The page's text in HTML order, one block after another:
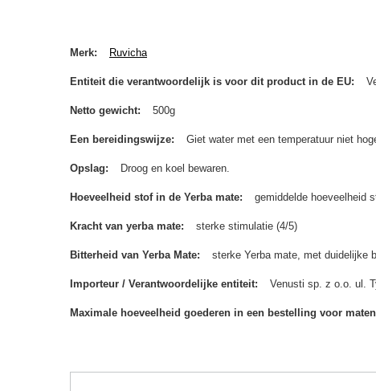
Merk Ruvicha
Entiteit die verantwoordelijk is voor dit product in de EU
Netto gewicht 500g
Een bereidingswijze Giet water met een temperatuur niet
Opslag Droog en koel bewaren.
Hoeveelheid stof in de Yerba mate gemiddelde hoeveelheid
Kracht van yerba mate sterke stimulatie (4/5)
Bitterheid van Yerba Mate sterke Yerba mate, met duidelijke
Importeur / Verantwoordelijke entiteit Venusti sp. z o.o. ul.
Maximale hoeveelheid goederen in een bestelling voor maten